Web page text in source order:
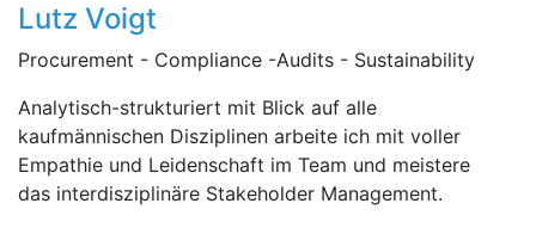
Lutz Voigt
Procurement - Compliance -Audits - Sustainability
Analytisch-strukturiert mit Blick auf alle
kaufmännischen Disziplinen arbeite ich mit voller
Empathie und Leidenschaft im Team und meistere
das interdisziplinäre Stakeholder Management.